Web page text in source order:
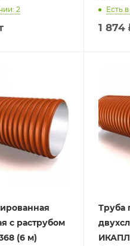
2 Есть
1 874
с раструбом
(6 м)
Труба